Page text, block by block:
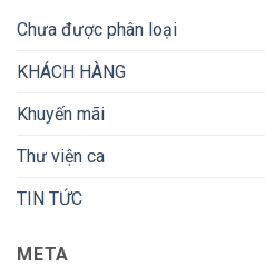
Chưa được phân loại
KHÁCH HÀNG
Khuyến mãi
Thư viện ca
TIN TỨC
META